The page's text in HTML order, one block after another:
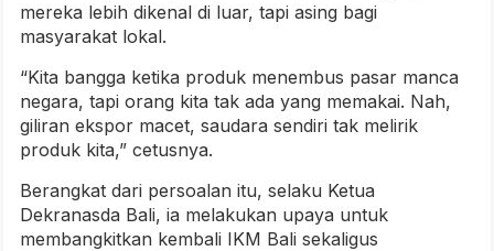
mereka lebih dikenal di luar, tapi asing bagi
masyarakat lokal.
“Kita bangga ketika produk menembus pasar manca
negara, tapi orang kita tak ada yang memakai. Nah,
giliran ekspor macet, saudara sendiri tak melirik
produk kita,” cetusnya.
Berangkat dari persoalan itu, selaku Ketua
Dekranasda Bali, ia melakukan upaya untuk
membangkitkan kembali IKM Bali sekaligus